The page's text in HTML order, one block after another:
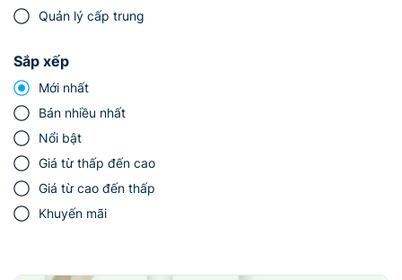
Quản lý cấp trung
Sắp xếp
Mới nhất
Bán nhiều nhất
Nổi bật
Giá từ thấp đến cao
Giá từ cao đến thấp
Khuyến mãi